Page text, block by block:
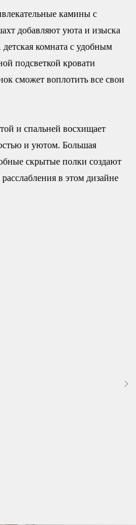
камины с
добавляют уюта и изыска
комната с удобным
подсветкой кровати
сможет воплотить все свои
и спальней восхищает
и уютом. Большая
скрытые полки создают
в этом дизайне